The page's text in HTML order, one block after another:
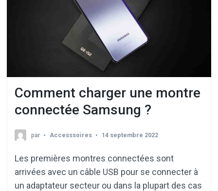
Comment charger une montre
connectée Samsung ?
par Accesssoires 14 septembre 2022
Les premières montres connectées sont
arrivées avec un câble USB pour se connecter à
un adaptateur secteur ou dans la plupart des cas